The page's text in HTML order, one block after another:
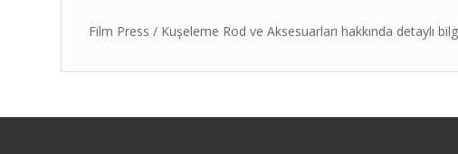
Film Press / Kuşeleme Rod ve Aksesuarları hakkında detaylı